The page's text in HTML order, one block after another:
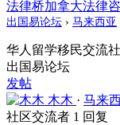
法律桥加拿大法律
出国易论坛 › 马来西亚
华人留学移民交流
出国易论坛
发帖
木木 · 马来
社区交流者 1 回复